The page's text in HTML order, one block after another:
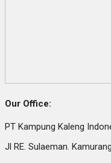
Our Office:
PT Kampung Kaleng
Jl RE. Sulaeman.